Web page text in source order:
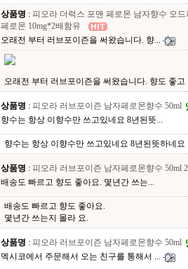
상품명 : 피오라 더럭스 포맨 페로몬 남자향수 오드
페로몬 10mg*2배함유
오래전 부터 러브포이즌을 써왔습니다. 향...
오래전 부터 러브포이즌을 써왔습니다. 향도 좋
상품명 : 피오라 러브포이즌 남자페로몬향수 50ml
향수는 항상 이향수만 쓰고있네요 8년된뜻...
향수는 항상 이향수만 쓰고있네요 8년된뜻하네요
상품명 : 피오라 러브포이즌 남자페로몬향수 50ml
배송도 빠르고 향도 좋아요. 몇년간 쓰는...
배송도 빠르고 향도 좋아요.
몇년간 쓰는지 몰라 요.
상품명 : 피오라 러브포이즌 남자페로몬향수 50ml
멕시코에서 주문해서 오는 친구를 통해서 ...